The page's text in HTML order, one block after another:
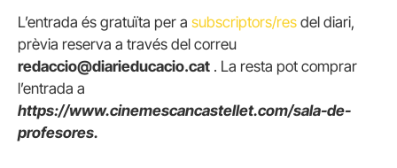
L’entrada és gratuïta per a subscriptors/res del diari,
prèvia reserva a través del correu
redaccio@diarieducacio.cat . La resta pot comprar
l’entrada a
https://www.cinemescancastellet.com/sala-de-
profesores.